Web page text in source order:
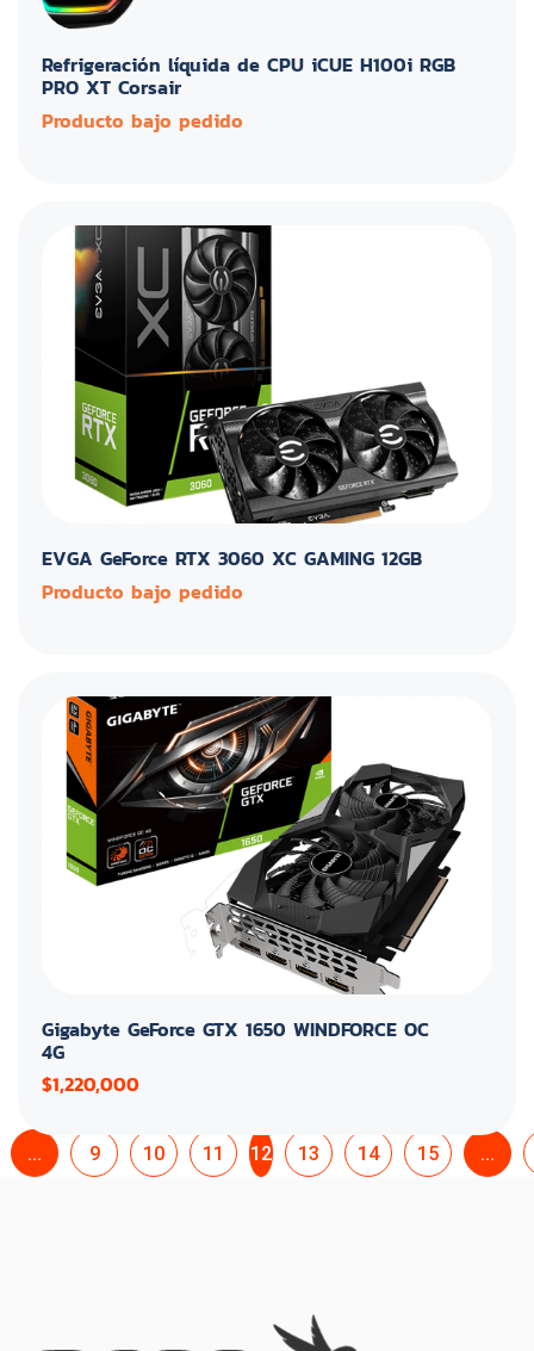
Refrigeración líquida de CPU iCUE H100i RGB
PRO XT Corsair
Producto bajo pedido
EVGA GeForce RTX 3060 XC GAMING 12GB
Producto bajo pedido
Gigabyte GeForce GTX 1650 WINDFORCE OC
4G
$1,220,000
... 9 10 11 12 13 14 15 ...